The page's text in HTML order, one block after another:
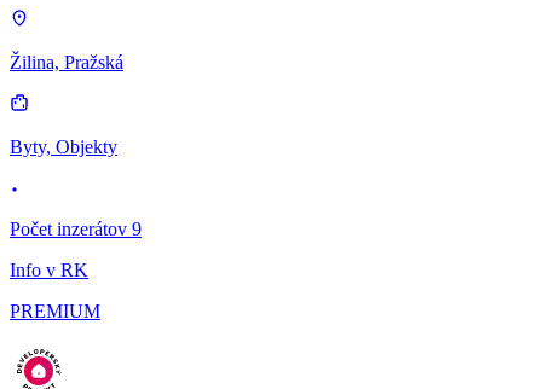
Žilina, Pražská
Byty, Objekty
Počet inzerátov 9
Info v RK
PREMIUM